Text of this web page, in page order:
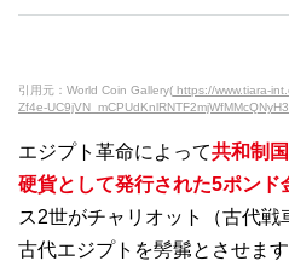
引用元：World Coin Gallery( https://www.tiara-
Zf4e-
エジプト革命によって共和制
硬貨として発行された5ポンド
ス2世がチャリオット（古代戦
古代エジプトを髣髴とさせます